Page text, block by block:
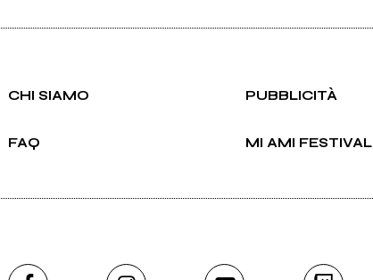
CHI SIAMO PUBBLICITÀ
FAQ MI AMI FESTIVAL